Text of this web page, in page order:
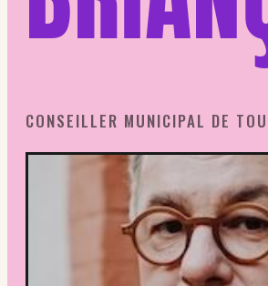
CONSEILLER MUNICIPAL DE